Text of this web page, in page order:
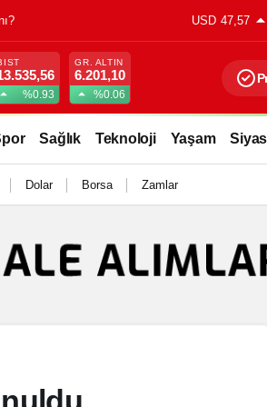
USD 47,57
%0.93
GR. ALTIN
6.201,10
%0.06
Sağlık Teknoloji Yaşam
Dolar Borsa Zamlar